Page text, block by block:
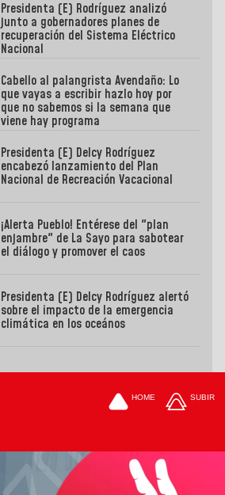
Presidenta (E) Rodríguez analizó
junto a gobernadores planes de
recuperación del Sistema Eléctrico
Nacional
Cabello al palangrista Avendaño: Lo
que vayas a escribir hazlo hoy por
que no sabemos si la semana que
viene hay programa
Presidenta (E) Delcy Rodríguez
encabezó lanzamiento del Plan
Nacional de Recreación Vacacional
¡Alerta Pueblo! Entérese del "plan
enjambre" de La Sayo para sabotear
el diálogo y promover el caos
Presidenta (E) Delcy Rodríguez alertó
sobre el impacto de la emergencia
climática en los oceános
HOME SUBIR